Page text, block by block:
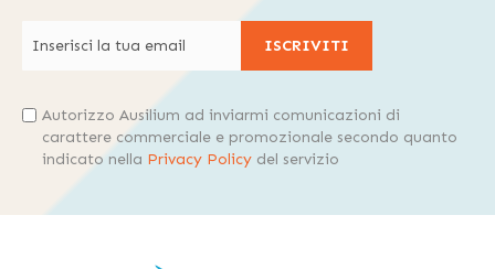
ISCRIVITI
Autorizzo Ausilium ad inviarmi comunicazioni di
carattere commerciale e promozionale secondo quanto
indicato nella Privacy Policy del servizio